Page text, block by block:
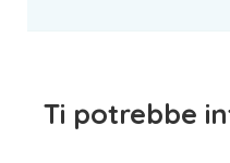
Ti potrebbe